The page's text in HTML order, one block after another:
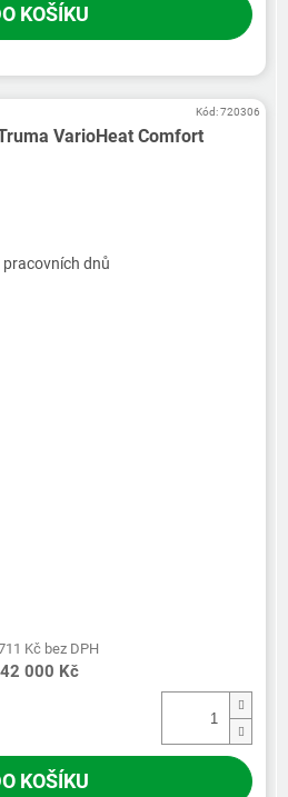
KOŠÍKU
VarioHeat Comfort
pracovních dnů
Kč bez DPH
42 000 Kč
KOŠÍKU
Kód:720306